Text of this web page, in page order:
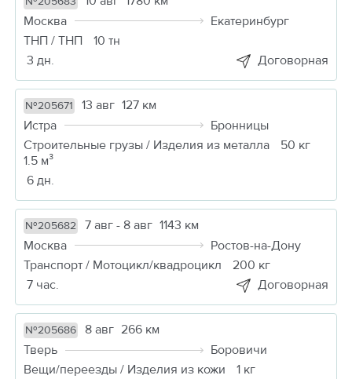
Москва
Екатеринбург
ТНП / ТНП
10 тн
3 дн.
Договорная
№205671 13 авг 127 км
Истра
Бронницы
Строительные грузы / Изделия из металла
50 кг
1.5 м³
6 дн.
№205682 7 авг - 8 авг 1143 км
Москва
Ростов-на-Дону
Транспорт / Мотоцикл/квадроцикл
200 кг
7 час.
Договорная
№205686 8 авг 266 км
Тверь
Боровичи
Вещи/переезды / Изделия из кожи
1 кг